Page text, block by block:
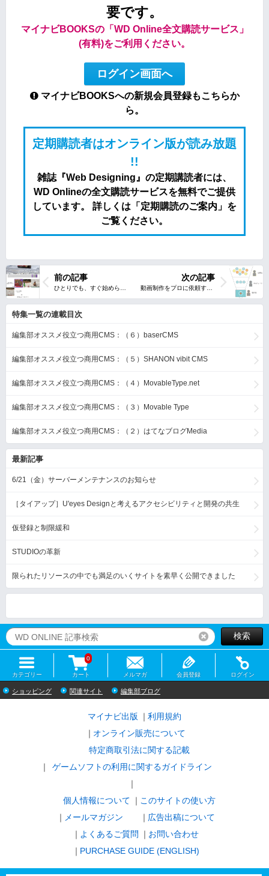
要です。
マイナビBOOKSの「WD Online全文購読サービス」
(有料)をご利用ください。
ログイン画面へ
マイナビBOOKSへの新規会員登録もこちらか
ら。
定期購読者はオンライン版が読み放題
!!
雑誌『Web Designing』の定期講読者には、
WD Onlineの全文購読サービスを無料でご提供
しています。 詳しくは「定期購読のご案内」を
ご覧ください。
次の記事
前の記事
特集一覧の連載目次
編集部オススメ役立つ商用CMS：（６）baserCMS
編集部オススメ役立つ商用CMS：（５）SHANON vibit CMS
編集部オススメ役立つ商用CMS：（４）MovableType.net
編集部オススメ役立つ商用CMS：（３）Movable Type
編集部オススメ役立つ商用CMS：（２）はてなブログMedia
最新記事
6/21（金）サーバーメンテナンスのお知らせ
［タイアップ］U'eyes Designと考えるアクセシビリティと開発の共生
仮登録と制限緩和
STUDIOの革新
限られたリソースの中でも満足のいくサイトを素早く公開できました
リセット検索
カテゴリー カート
0
メルマガ 会員登録 ログイン
ショッピング 関連サイト 編集部ブログ
マイナビ出版
利用規約
オンライン販売について
特定商取引法に関する記載
ゲームソフトの利用に関するガイドライン
｜
個人情報について
このサイトの使い方
メールマガジン
広告出稿について
よくあるご質問
お問い合わせ
PURCHASE GUIDE (ENGLISH)